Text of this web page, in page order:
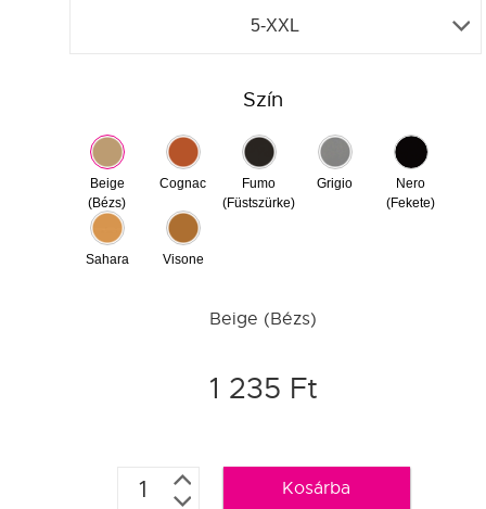
5-XXL
Szín
Beige
(Bézs)
Cognac
Fumo
(Füstszürke)
Grigio
Nero
(Fekete)
Sahara Visone
Beige (Bézs)
1 235 Ft
Kosárba